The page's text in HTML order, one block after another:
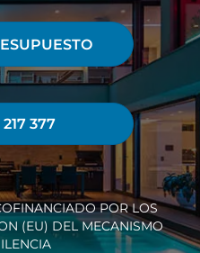
377
POR LOS
(EU) DEL MECANISMO